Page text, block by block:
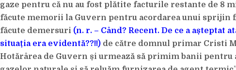
gaze pentru că nu au fost plătite facturile restante de 8
făcute memorii la Guvern pentru acordarea unui sprijin
făcute demersuri (n. r. – Când? Recent. De ce a așteptat
situația era evidentă??!!)de către domnul primar Cristi
Hotărârea de Guvern și urmează să primim banii pentru